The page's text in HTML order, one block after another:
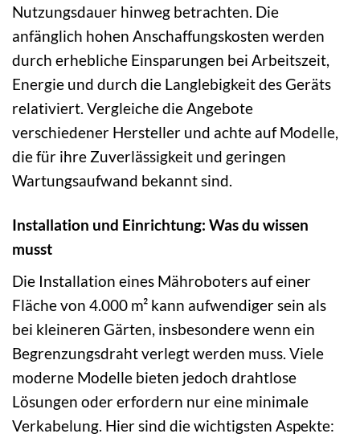
Nutzungsdauer hinweg betrachten. Die
anfänglich hohen Anschaffungskosten werden
durch erhebliche Einsparungen bei Arbeitszeit,
Energie und durch die Langlebigkeit des Geräts
relativiert. Vergleiche die Angebote
verschiedener Hersteller und achte auf Modelle,
die für ihre Zuverlässigkeit und geringen
Wartungsaufwand bekannt sind.
Installation und Einrichtung: Was du wissen
musst
Die Installation eines Mähroboters auf einer
Fläche von 4.000 m² kann aufwendiger sein als
bei kleineren Gärten, insbesondere wenn ein
Begrenzungsdraht verlegt werden muss. Viele
moderne Modelle bieten jedoch drahtlose
Lösungen oder erfordern nur eine minimale
Verkabelung. Hier sind die wichtigsten Aspekte: